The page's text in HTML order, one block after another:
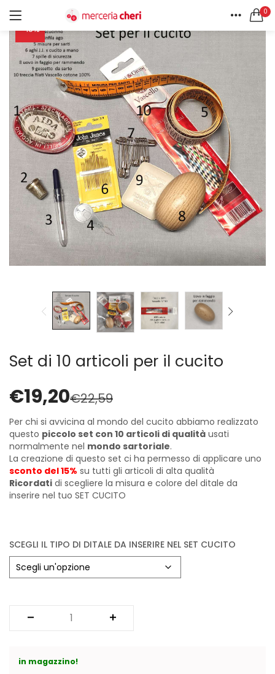
0
ACCEDI REGISTRATI
Ricordami
Password dimenticata?
CERCA IN:
Tutte le categorie
Accessori Design (56)
Accessori merceria (94)
Cesti portalavoro (8)
Aghi e spilli (24)
Applicazioni (26)
Borse (6)
Bottoni Vintage (204)
Lotti di Bottoni vintage (27)
Bottoni/alamari/automatici (46)
Alamari (5)
Calze collant donna (24)
Cappelli (16)
Elastici (10)
Filati (32)
filati cucirini e affini (9)
Guanti (1)
Minuterie (58)
Nastri, fettucce, cordoni, (49)
Pizzi (11)
Prodotti per la sartoria (34)
Ricamo (119)
Quadri Mezzo Punto (92)
Canovacci Completi di Filati e Ago (24)
-15%
Set di 10 articoli per il cucito
€19,20€22,59
Per chi si avvicina al mondo del cucito abbiamo realizzato
questo piccolo set con 10 articoli di qualità usati
normalmente nel mondo sartoriale.
La creazione di questo set ci ha permesso di applicare uno
sconto del 15% su tutti gli articoli di alta qualità
Ricordati di scegliere la misura e colore del ditale da
inserire nel tuo SET CUCITO
SCEGLI IL TIPO DI DITALE DA INSERIRE NEL SET CUCITO
in magazzino!